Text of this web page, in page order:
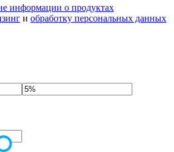
информации о продуктах
и обработку персональных данных